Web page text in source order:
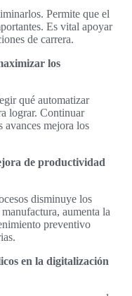
Permite que el
Es vital apoyar
de carrera.
los
qué automatizar
lograr. Continuar
avances mejora los
de productividad
disminuye los
aumenta la
preventivo
en la digitalización